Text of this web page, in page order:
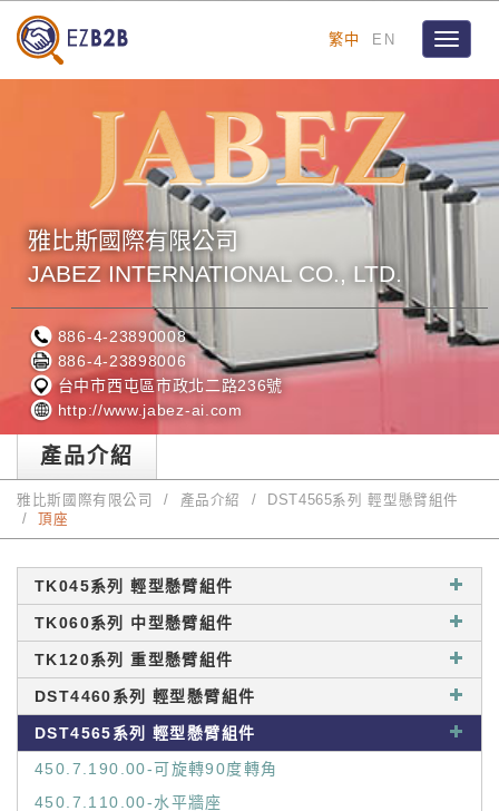
繁中 EN
Toggle
雅比斯國際有限公司
JABEZ INTERNATIONAL CO., LTD.
886-4-23890008
886-4-23898006
台中市西屯區市政北二路236號
http://www.jabez-ai.com
產品介紹
雅比斯國際有限公司 產品介紹
DST4565系列 輕型懸臂組件
頂座
TK045系列 輕型懸臂組件
TK060系列 中型懸臂組件
TK120系列 重型懸臂組件
DST4460系列 輕型懸臂組件
DST4565系列 輕型懸臂組件
450.7.190.00-可旋轉90度轉角
450.7.110.00-水平牆座